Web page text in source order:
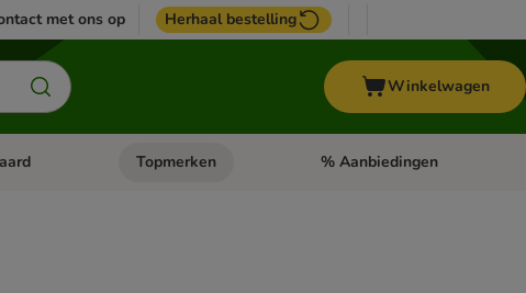
met ons op Herhaal bestelling
Winkelwagen
categorie menu: VogelOpen categorie menu: Paard
Topmerken Open categorie menu:
% Aanbiedingen